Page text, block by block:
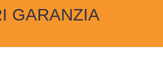
GARANZIA